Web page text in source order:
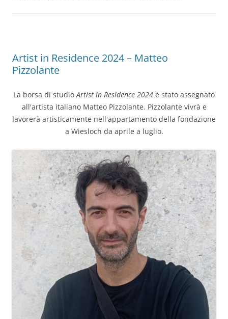
Artist in Residence 2024 – Matteo
Pizzolante
La borsa di studioArtist in Residence 2024 è stato assegnato
all'artista italiano Matteo Pizzolante. Pizzolante vivrà e
lavorerà artisticamente nell'appartamento della fondazione
a Wiesloch da aprile a luglio.